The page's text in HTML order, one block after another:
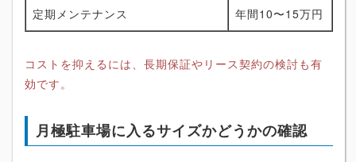
定期メンテナンス 年間10〜15万円
コストを抑えるには、長期保証やリース契約の検討も有
効です。
月極駐車場に入るサイズかどうかの確認